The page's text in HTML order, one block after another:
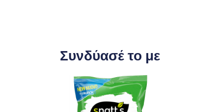
Συνδύασέ το με